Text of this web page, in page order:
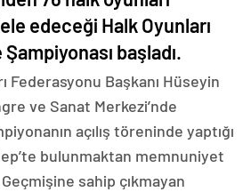
edeceği Halk Oyunları
başladı.
Federasyonu Başkanı Hüseyin
ve Sanat Merkezi’nde
açılış töreninde yaptığı
bulunmaktan memnuniyet
sahip çıkmayan